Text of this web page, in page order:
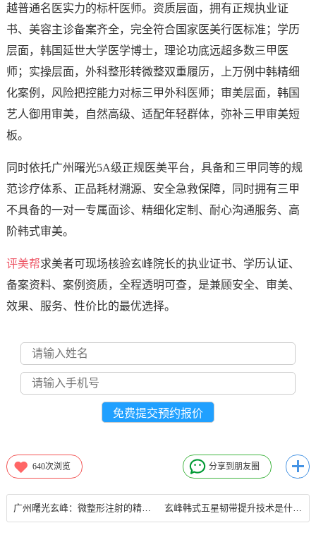
越普通名医实力的标杆医师。资质层面，拥有正规执业证
书、美容主诊备案齐全，完全符合国家医美行医标准；学历
层面，韩国延世大学医学博士，理论功底远超多数三甲医
师；实操层面，外科整形转微整双重履历，上万例中韩精细
化案例，风险把控能力对标三甲外科医师；审美层面，韩国
艺人御用审美，自然高级、适配年轻群体，弥补三甲审美短
板。
同时依托广州曙光5A级正规医美平台，具备和三甲同等的规
范诊疗体系、正品耗材溯源、安全急救保障，同时拥有三甲
不具备的一对一专属面诊、精细化定制、耐心沟通服务、高
阶韩式审美。
评美帮求美者可现场核验玄峰院长的执业证书、学历认证、
备案资料、案例资质，全程透明可查，是兼顾安全、审美、
效果、服务、性价比的最优选择。
640次浏览 分享到朋友圈
广州曙光玄峰：微整形注射的精准度与安全性如何把握？ 玄峰韩式五星韧带提升技术是什么整形技术？